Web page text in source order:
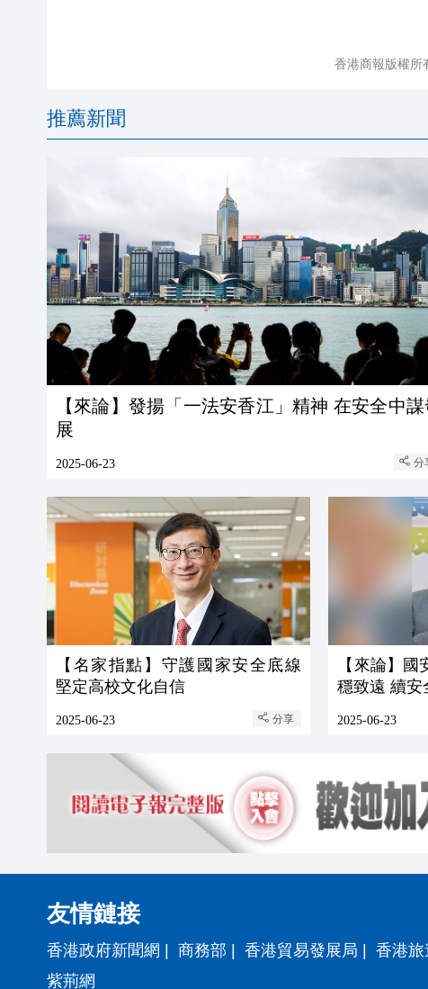
香港商報版權所
推薦新聞
【來論】發揚「一法安香江」精神 在安全中謀
展
2025-06-23 分
【名家指點】守護國家安全底線
堅定高校文化自信
2025-06-23 分享
【來論】
穩致遠 續安
2025-06-23
友情鏈接
香港政府新聞網 | 商務部 | 香港貿易發展局 | 香港旅
紫荊網